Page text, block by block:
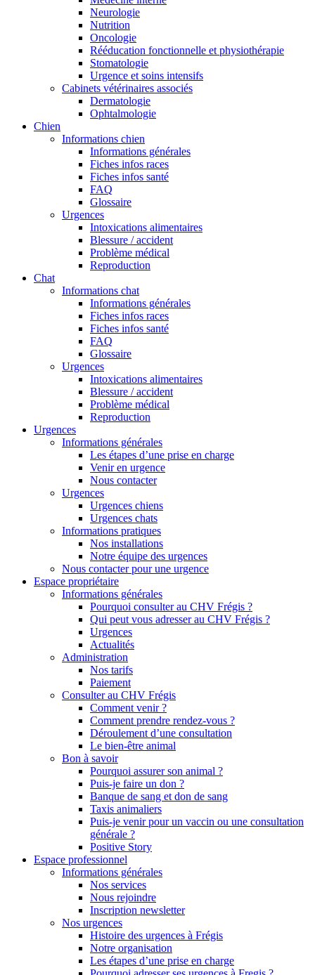
Neurologie
Nutrition
Oncologie
Rééducation fonctionnelle et physiothérapie
Stomatologie
Urgence et soins intensifs
Cabinets vétérinaires associés
Dermatologie
Ophtalmologie
Chien
Informations chien
Informations générales
Fiches infos races
Fiches infos santé
FAQ
Glossaire
Urgences
Intoxications alimentaires
Blessure / accident
Problème médical
Reproduction
Chat
Informations chat
Informations générales
Fiches infos races
Fiches infos santé
FAQ
Glossaire
Urgences
Intoxications alimentaires
Blessure / accident
Problème médical
Reproduction
Urgences
Informations générales
Les étapes d’une prise en charge
Venir en urgence
Nous contacter
Urgences
Urgences chiens
Urgences chats
Informations pratiques
Nos installations
Notre équipe des urgences
Nous contacter pour une urgence
Espace propriétaire
Informations générales
Pourquoi consulter au CHV Frégis ?
Qui peut vous adresser au CHV Frégis ?
Urgences
Actualités
Administration
Nos tarifs
Paiement
Consulter au CHV Frégis
Comment venir ?
Comment prendre rendez-vous ?
Déroulement d’une consultation
Le bien-être animal
Bon à savoir
Pourquoi assurer son animal ?
Puis-je faire un don ?
Banque de sang et don de sang
Taxis animaliers
Puis-je venir pour un vaccin ou une consultation
générale ?
Positive Story
Espace professionnel
Informations générales
Nos services
Nous rejoindre
Inscription newsletter
Nos urgences
Histoire des urgences à Frégis
Notre organisation
Les étapes d’une prise en charge